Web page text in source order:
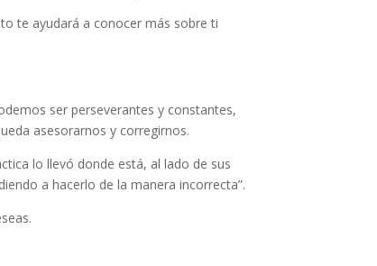
te ayudará a conocer más sobre ti
ser perseverantes y constantes,
asesorarnos y corregirnos.
lo llevó donde está, al lado de sus
a hacerlo de la manera incorrecta”.